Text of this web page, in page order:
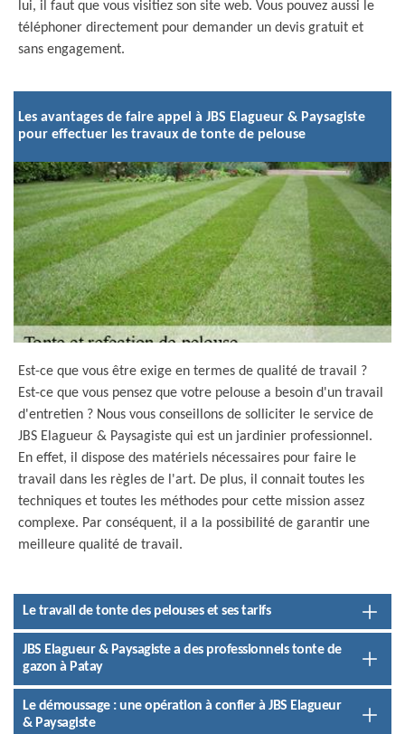
lui, il faut que vous visitiez son site web. Vous pouvez aussi le
téléphoner directement pour demander un devis gratuit et
sans engagement.
Les avantages de faire appel à JBS Elagueur & Paysagiste
pour effectuer les travaux de tonte de pelouse
Est-ce que vous être exige en termes de qualité de travail ?
Est-ce que vous pensez que votre pelouse a besoin d'un travail
d'entretien ? Nous vous conseillons de solliciter le service de
JBS Elagueur & Paysagiste qui est un jardinier professionnel.
En effet, il dispose des matériels nécessaires pour faire le
travail dans les règles de l'art. De plus, il connait toutes les
techniques et toutes les méthodes pour cette mission assez
complexe. Par conséquent, il a la possibilité de garantir une
meilleure qualité de travail.
Le travail de tonte des pelouses et ses tarifs
JBS Elagueur & Paysagiste a des professionnels tonte de
gazon à Patay
Le démoussage : une opération à confier à JBS Elagueur
& Paysagiste